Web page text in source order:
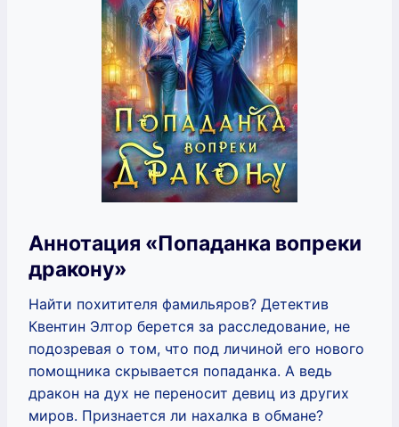
Аннотация «Попаданка вопреки
дракону»
Найти похитителя фамильяров? Детектив
Квентин Элтор берется за расследование, не
подозревая о том, что под личиной его нового
помощника скрывается попаданка. А ведь
дракон на дух не переносит девиц из других
миров. Признается ли нахалка в обмане?